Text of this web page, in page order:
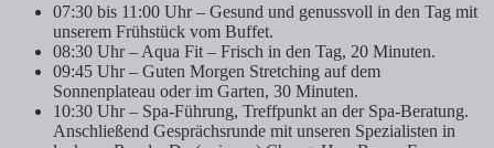
07:30 bis 11:00 Uhr – Gesund und genussvoll in den Tag mit
unserem Frühstück vom Buffet.
08:30 Uhr – Aqua Fit – Frisch in den Tag, 20 Minuten.
09:45 Uhr – Guten Morgen Stretching auf dem
Sonnenplateau oder im Garten, 30 Minuten.
10:30 Uhr – Spa-Führung, Treffpunkt an der Spa-Beratung.
Anschließend Gesprächsrunde mit unseren Spezialisten in